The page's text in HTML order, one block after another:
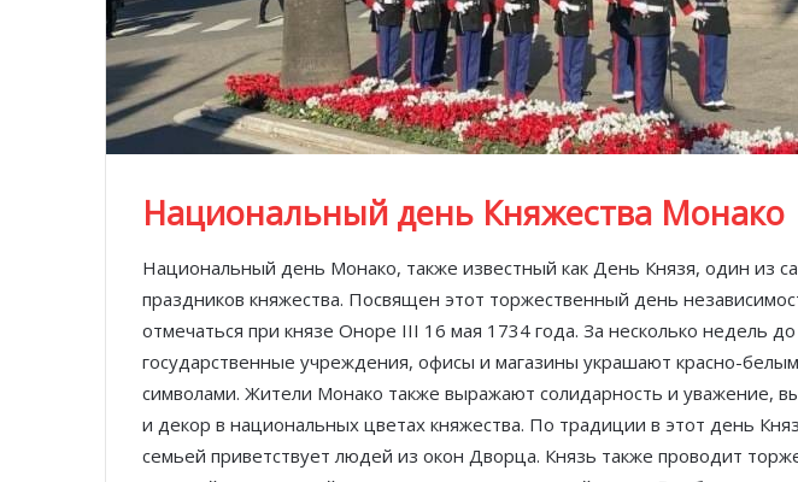
Национальный день Княжества Монако
Национальный день Монако, также известный как День Князя, один из
праздников княжества. Посвящен этот торжественный день
отмечаться при князе Оноре III 16 мая 1734 года. За несколько недель
государственные учреждения, офисы и магазины украшают красно-
символами. Жители Монако также выражают солидарность и уважение,
и декор в национальных цветах княжества. По традиции в этот день
семьей приветствует людей из окон Дворца. Князь также проводит